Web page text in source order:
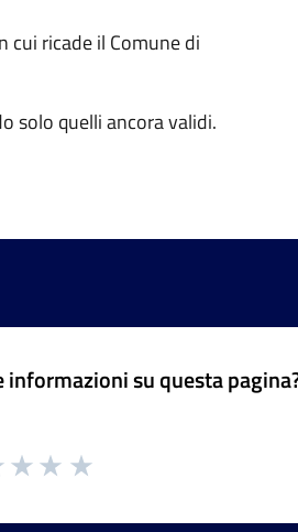
cui ricade il Comune di
solo quelli ancora validi.
informazioni su questa